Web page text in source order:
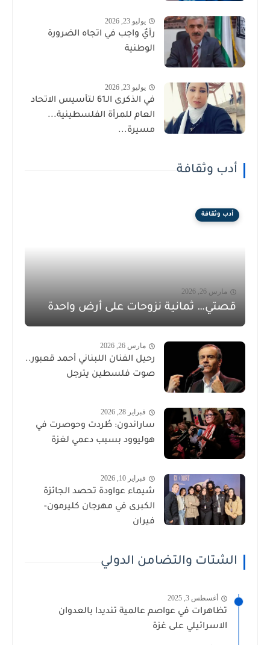
يوليو 23, 2026
رأيٌ واجب في اتجاه الضرورة
الوطنية
يوليو 23, 2026
في الذكرى الـ61 لتأسيس الاتحاد
العام للمرأة الفلسطينية...
مسيرة...
أدب وثقافة
أدب وثقافة
مارس 26, 2026
قصتي… ثمانية نزوحات على أرض واحدة
مارس 26, 2026
رحيل الفنان اللبناني أحمد قعبور..
صوت فلسطين يترجل
فبراير 28, 2026
ساراندون: طُردت وحوصرت في
هوليوود بسبب دعمي لغزة
فبراير 10, 2026
شيماء عواودة تحصد الجائزة
الكبرى في مهرجان كليرمون-
فيران
الشتات والتضامن الدولي
أغسطس 3, 2025
تظاهرات في عواصم عالمية تنديدا بالعدوان
الاسرائيلي على غزة